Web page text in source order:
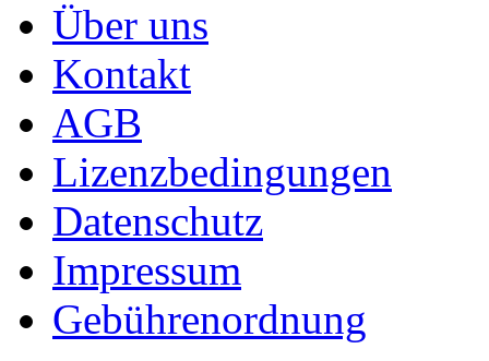
Über uns
Kontakt
AGB
Lizenzbedingungen
Datenschutz
Impressum
Gebührenordnung